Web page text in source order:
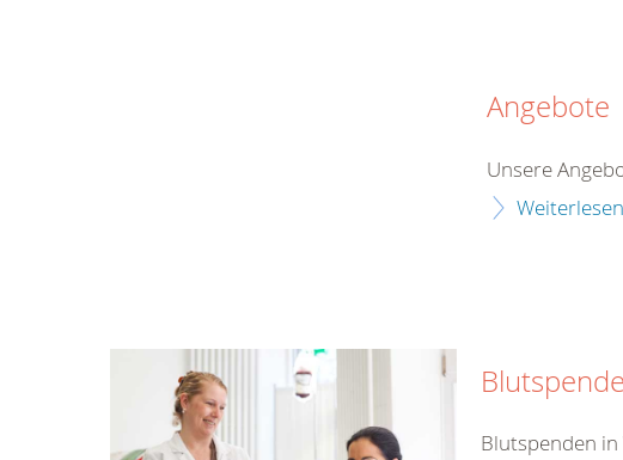
Angebote
Unsere
Weiterlesen
Blutspende
Blutspenden